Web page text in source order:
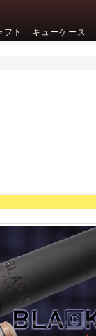
フト キューケース